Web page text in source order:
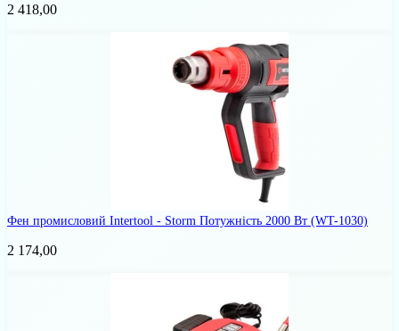
2 418,00
Фен промисловий Intertool - Storm Потужність 2000 Вт (WT-1030)
2 174,00